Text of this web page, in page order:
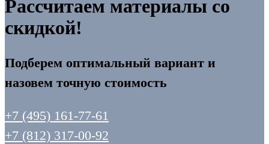
Рассчитаем материалы со
скидкой!
Подберем оптимальный вариант и
назовем точную стоимость
+7 (495) 161-77-61
+7 (812) 317-00-92